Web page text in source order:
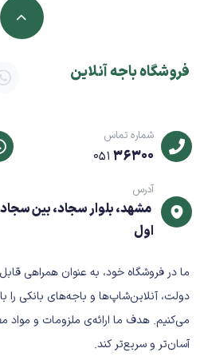
فروشگاه باجه آنلاین
شماره تماس
051 36300
آدرس
اول
ما در فروشگاه خود، به عنوان همراهی
دولت، آنلاین‌شاپ‌ها و باجه‌های بانکی را
می‌کنیم. هدف ما ارائه‌ی ملزومات و مواد
آسان‌تر و سریع‌تر کند.